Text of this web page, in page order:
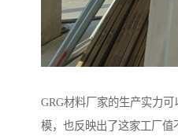
GRG材料厂家的生产实力
模，也反映出了这家工厂